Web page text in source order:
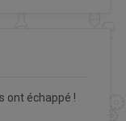
ont échappé !